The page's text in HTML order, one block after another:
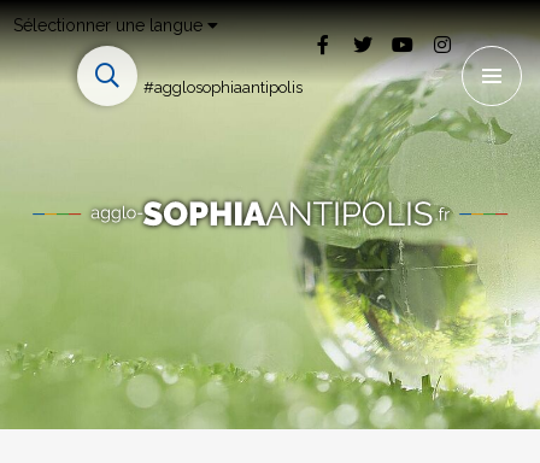
Sélectionner une langue
#agglosophiaantipolis